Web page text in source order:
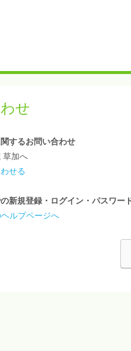
せ
するお問い合わせ
草加へ
せる
新規登録・ログイン・パスワー
ルプページへ